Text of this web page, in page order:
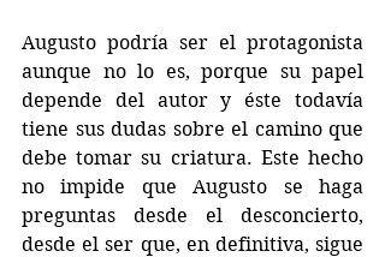
Augusto podría ser el protagonista
aunque no lo es, porque su papel
depende del autor y éste todavía
tiene sus dudas sobre el camino que
debe tomar su criatura. Este hecho
no impide que Augusto se haga
preguntas desde el desconcierto,
desde el ser que, en definitiva, sigue